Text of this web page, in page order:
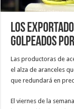
Los
golpeados
Las productoras de
el alza de aranceles
que redundará en
El viernes de la